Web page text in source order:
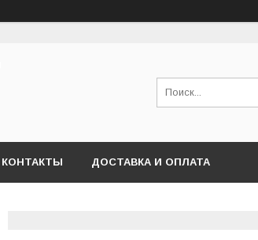
КОНТАКТЫ ДОСТАВКА И ОПЛАТА